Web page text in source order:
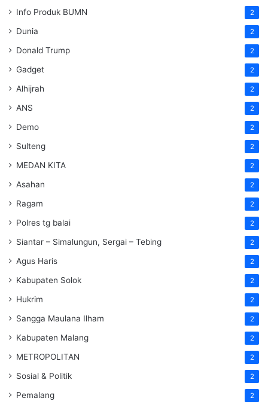
Info Produk BUMN 2
Dunia 2
Donald Trump 2
Gadget 2
Alhijrah 2
ANS 2
Demo 2
Sulteng 2
MEDAN KITA 2
Asahan 2
Ragam 2
Polres tg balai 2
Siantar – Simalungun, Sergai – Tebing 2
Agus Haris 2
Kabupaten Solok 2
Hukrim 2
Sangga Maulana Ilham 2
Kabupaten Malang 2
METROPOLITAN 2
Sosial & Politik 2
Pemalang 2